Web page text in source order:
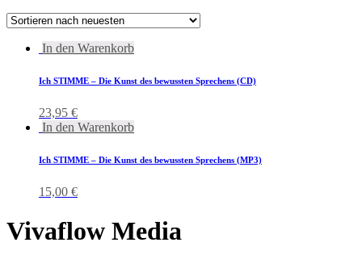
In den Warenkorb
Ich STIMME – Die Kunst des bewussten Sprechens (CD)
23,95 €
In den Warenkorb
Ich STIMME – Die Kunst des bewussten Sprechens (MP3)
15,00 €
Vivaflow Media